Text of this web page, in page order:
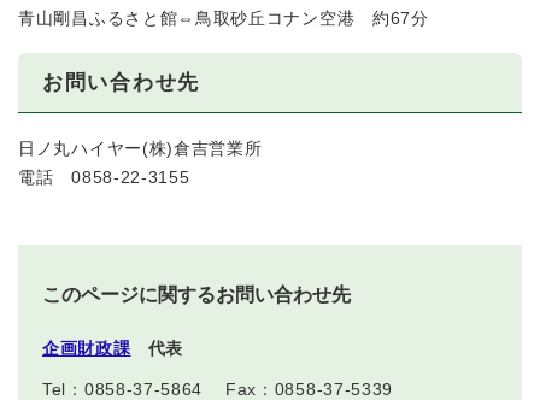
青山剛昌ふるさと館⇔鳥取砂丘コナン空港 約67分
お問い合わせ先
日ノ丸ハイヤー(株)倉吉営業所
電話 0858-22-3155
このページに関するお問い合わせ先
企画財政課 代表
Tel：0858-37-5864 Fax：0858-37-5339